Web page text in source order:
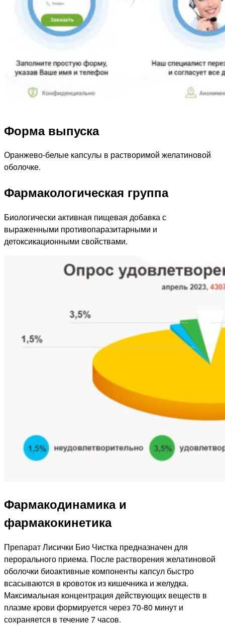
Форма выпуска
Оранжево-белые капсулы в растворимой желатиновой
оболочке.
Фармакологическая группа
Биологически активная пищевая добавка с
выраженными противопаразитарными и
детоксикационными свойствами.
Фармакодинамика и
фармакокинетика
Препарат Лисички Био Чистка предназначен для
перорального приема. После растворения желатиновой
оболочки биоактивные компоненты капсул быстро
всасываются в кровоток из кишечника и желудка.
Максимальная концентрация действующих веществ в
плазме крови формируется через 70-80 минут и
сохраняется в течение 7 часов.